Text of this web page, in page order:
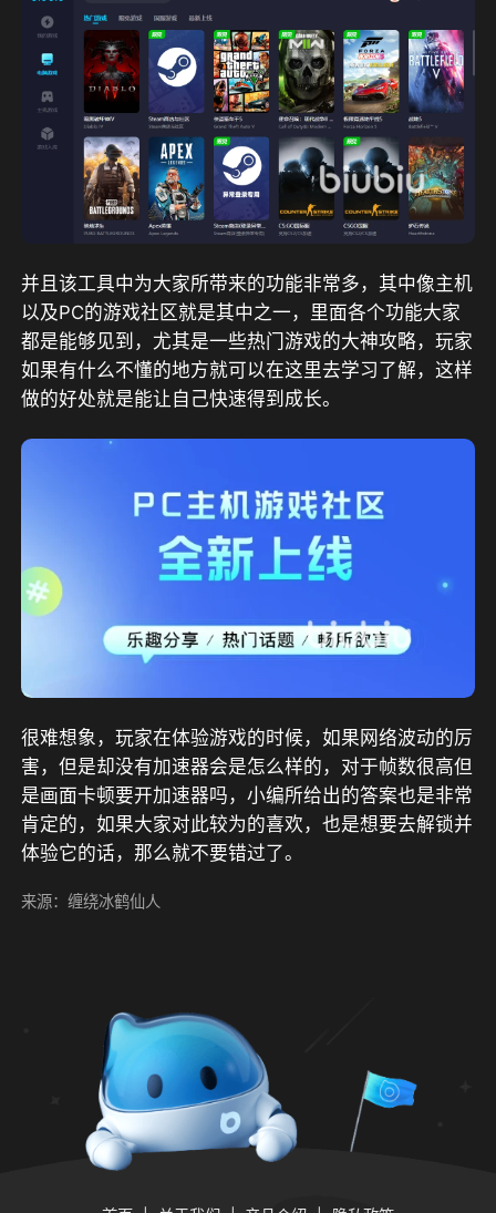
并且该工具中为大家所带来的功能非常多，其中像主机
以及PC的游戏社区就是其中之一，里面各个功能大家
都是能够见到，尤其是一些热门游戏的大神攻略，玩家
如果有什么不懂的地方就可以在这里去学习了解，这样
做的好处就是能让自己快速得到成长。
很难想象，玩家在体验游戏的时候，如果网络波动的厉
害，但是却没有加速器会是怎么样的，对于帧数很高但
是画面卡顿要开加速器吗，小编所给出的答案也是非常
肯定的，如果大家对此较为的喜欢，也是想要去解锁并
体验它的话，那么就不要错过了。
来源：缠绕冰鹤仙人